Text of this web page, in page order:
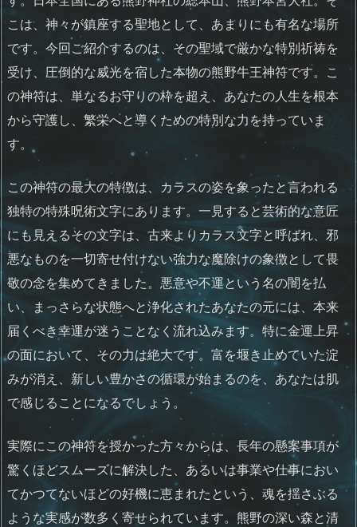
こは、神々が鎮座する聖地として、あまりにも有名な場所
です。今回ご紹介するのは、その聖域で厳かな特別祈祷を
受け、圧倒的な威光を宿した本物の熊野牛王神符です。こ
の神符は、単なるお守りの枠を超え、あなたの人生を根本
から守護し、繁栄へと導くための特別な力を持っていま
す。
この神符の最大の特徴は、カラスの姿を象ったと言われる
独特の特殊呪術文字にあります。一見すると芸術的な意匠
にも見えるその文字は、古来よりカラス文字と呼ばれ、邪
悪なものを一切寄せ付けない強力な魔除けの象徴として畏
敬の念を集めてきました。悪意や不運という名の闇を払
い、まっさらな状態へと浄化されたあなたの元には、本来
届くべき幸運が迷うことなく流れ込みます。特に金運上昇
の面において、その力は絶大です。富を堰き止めていた淀
みが消え、新しい豊かさの循環が始まるのを、あなたは肌
で感じることになるでしょう。
実際にこの神符を授かった方々からは、長年の懸案事項が
驚くほどスムーズに解決した、あるいは事業や仕事におい
てかつてないほどの好機に恵まれたという、魂を揺さぶる
ような実感が数多く寄せられています。熊野の深い森と清